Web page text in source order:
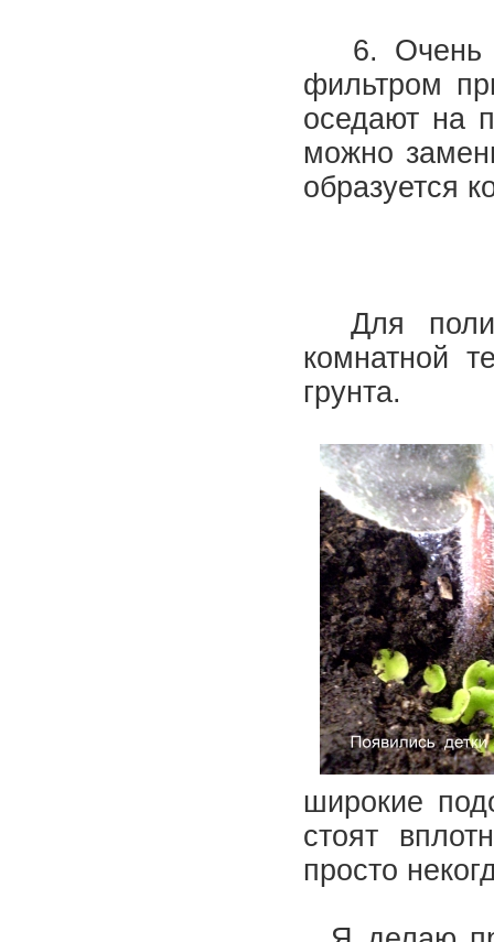
6. Очень
фильтром
оседают на
можно
образуется
Для
комнатной
грунта.
широкие
стоят
просто